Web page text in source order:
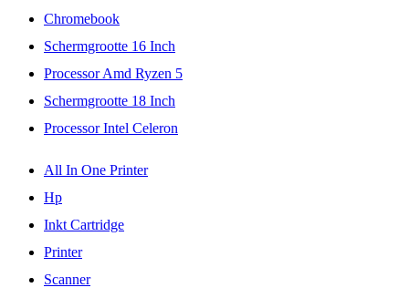
Chromebook
Schermgrootte 16 Inch
Processor Amd Ryzen 5
Schermgrootte 18 Inch
Processor Intel Celeron
All In One Printer
Hp
Inkt Cartridge
Printer
Scanner